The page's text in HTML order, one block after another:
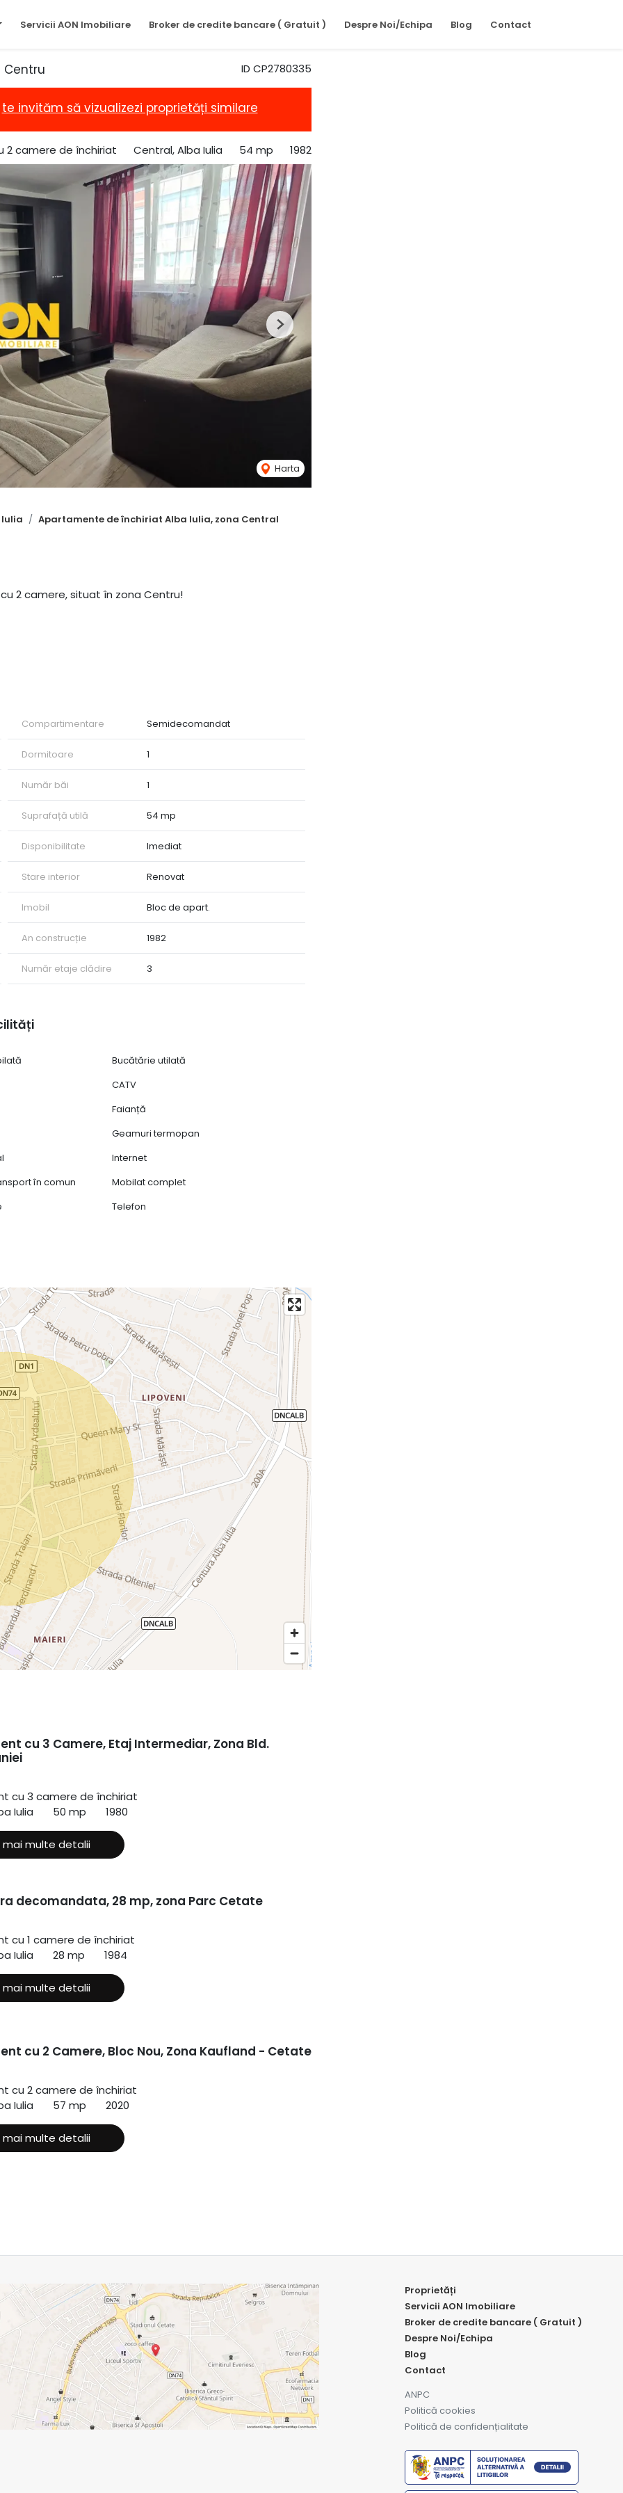
Servicii AON Imobiliare Broker de credite bancare ( Gratuit ) Despre Noi/Echipa Blog Contact
ID CP2780335
Centru
te invităm să vizualizezi proprietăți similare
2 camere de închiriat Central, Alba Iulia 54 mp 1982
Harta
Next
Apartamente de închiriat Alba Iulia, zona Central
2 camere, situat în zona Centru!
vrea să închirieze o locuință modernă și confortabilă,
rugăm să ne contactați!
Compartimentare Semidecomandat
Dormitoare 1
Număr băi 1
Suprafață utilă 54 mp
Disponibilitate Imediat
Stare interior Renovat
Imobil Bloc de apart.
An construcție 1982
Număr etaje clădire 3
Bucătărie utilată
CATV
Faianță
Geamuri termopan
Internet
în comun
Mobilat complet
Telefon
cu 3 Camere, Etaj Intermediar, Zona Bld.
cu 3 camere de închiriat
Iulia
50 mp 1980
mai multe detalii
decomandata, 28 mp, zona Parc Cetate
cu 1 camere de închiriat
Iulia
28 mp 1984
mai multe detalii
cu 2 Camere, Bloc Nou, Zona Kaufland - Cetate
cu 2 camere de închiriat
Iulia
57 mp 2020
mai multe detalii
Proprietăți
Servicii AON Imobiliare
Broker de credite bancare ( Gratuit )
Despre Noi/Echipa
Blog
Contact
ANPC
Politică cookies
Politică de confidențialitate